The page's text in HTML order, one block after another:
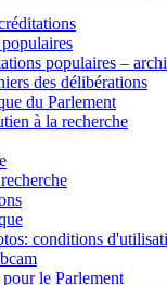
populaires –
des délibérations
du Parlement
à la recherche
conditions
le Parlement